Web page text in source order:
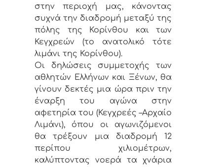
στην περιοχή μας, κάνοντας
συχνά την διαδρομή μεταξύ της
πόλης της Κορίνθου και των
Κεγχρεών (το ανατολικό τότε
λιμάνι της Κορίνθου).
Οι δηλώσεις συμμετοχής των
αθλητών Ελλήνων και Ξένων, θα
γίνουν δεκτές μια ώρα πριν την
έναρξη του αγώνα στην
αφετηρία του (Κεγχρεές –Αρχαίο
Λιμάνι), όπου οι αγωνιζόμενοι
θα τρέξουν μια διαδρομή 12
περίπου χιλιομέτρων,
καλύπτοντας νοερά τα χνάρια